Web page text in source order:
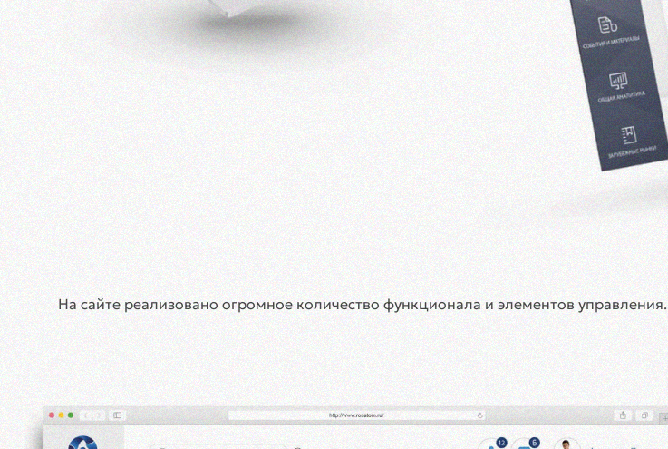
На сайте реализовано огромное количество функционала и элементов управления.